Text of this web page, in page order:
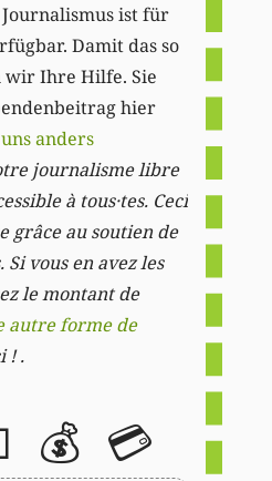
ist für
Damit das so
Ihre Hilfe. Sie
hier
uns anders
journalisme libre
à tous·tes. Ceci
grâce au soutien de
Si vous en avez les
le montant de
autre forme de
! .
💰 💳